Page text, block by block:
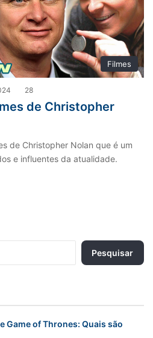
Filmes
28
de Christopher
de Christopher Nolan que é um
e influentes da atualidade.
s
Game of Thrones: Quais são